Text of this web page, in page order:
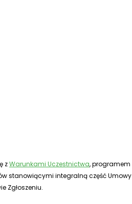
zWarunkami Uczestnictwa, programem
stanowiącymi integralną część Umowy
Zgłoszeniu.